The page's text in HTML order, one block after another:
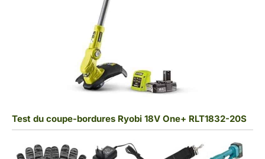
Test du coupe-bordures Ryobi 18V One+ RLT1832-20S